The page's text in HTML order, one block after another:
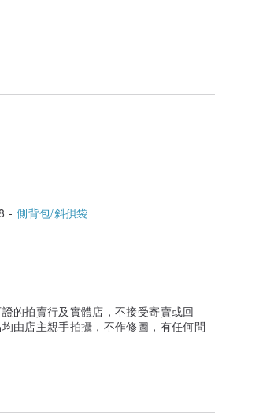
-側背包/斜孭袋
的拍賣行及實體店，不接受寄賣或回
由店主親手拍攝，不作修圖，有任何問